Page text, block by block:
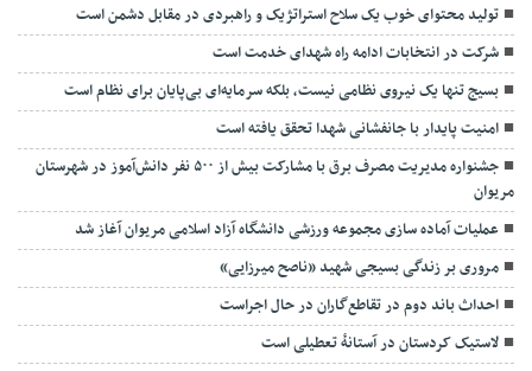
تولید محتوای خوب یک سلاح استراتژیک و راهبردی در مقابل دشمن است
شرکت در انتخابات ادامه راه شهدای خدمت است
بسیج تنها یک نیروی نظامی نیست، بلکه سرمایه‌ای بی‌پایان برای نظام است
امنیت پایدار با جانفشانی شهدا تحقق یافته است
جشنواره مدیریت مصرف برق با مشارکت بیش از ۵۰۰ نفر دانش‌آموز در شهرستان
مریوان
عملیات آماده سازی مجموعه ورزشی دانشگاه آزاد اسلامی مریوان آغاز شد
مروری بر زندگی بسیجی شهید «ناصح میرزایی»
احداث باند دوم در تقاطع‌گاران در حال اجراست
لاستیک کردستان در آستانهٔ تعطیلی است